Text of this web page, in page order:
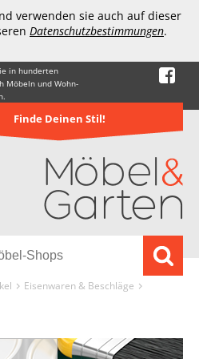
verwenden sie auch auf dieser
Datenschutzbestimmungen.
in hunderten
Möbeln und Wohn-
Finde Deinen Stil!
Eisenwaren & Beschläge